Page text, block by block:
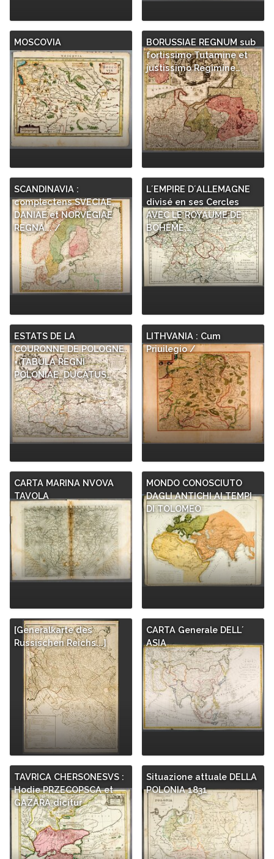
MOSCOVIA
BORUSSIAE REGNUM sub
fortissimo Tutamine et
justissimo Regimine…
SCANDINAVIA :
complectens SVECIAE,
DANIAE et NORVEGIAE
REGNA... /
L´EMPIRE D´ALLEMAGNE
divisé en ses Cercles
AVEC LE ROYAUME DE
BOHÈME,…
ESTATS DE LA
COURONNE DE POLOGNE
= TABULA REGNI
POLONIAE, DUCATUS…
LITHVANIA : Cum
Priuilegio /
CARTA MARINA NVOVA
TAVOLA
MONDO CONOSCIUTO
DAGLI ANTICHI AI TEMPI
DI TOLOMEO
[Generalkarte des
Russischen Reichs...]
CARTA Generale DELL´
ASIA
TAVRICA CHERSONESVS :
Hodie PRZECOPSCA et
GAZARA dicitur
Situazione attuale DELLA
POLONIA 1831